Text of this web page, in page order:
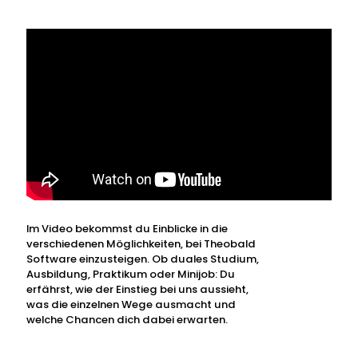
Im Video bekommst du Einblicke in die
verschiedenen Möglichkeiten, bei Theobald
Software einzusteigen. Ob duales Studium,
Ausbildung, Praktikum oder Minijob: Du
erfährst, wie der Einstieg bei uns aussieht,
was die einzelnen Wege ausmacht und
welche Chancen dich dabei erwarten.